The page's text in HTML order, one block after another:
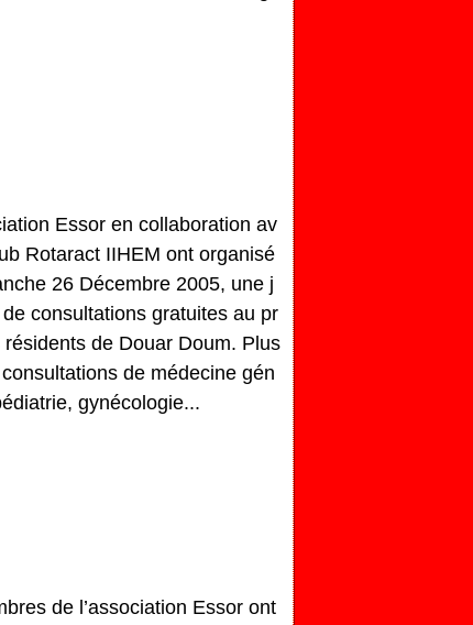
Essor en collaboration av
Rotaract IIHEM ont organisé
26 Décembre 2005, une j
consultations gratuites au pr
résidents de Douar Doum. Plus
de médecine gén
gynécologie...
de l’association Essor ont